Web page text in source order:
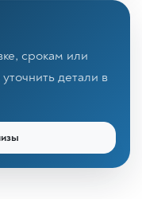
срокам или
детали в